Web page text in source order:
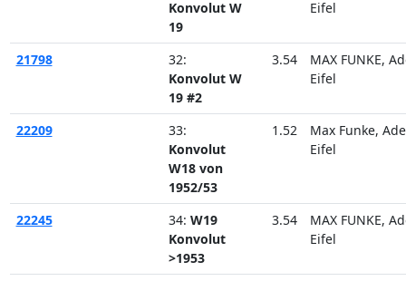
Konvolut W
19
Eifel
21798
32:
Konvolut W
19 #2
3.54
MAX FUNKE,
Eifel
22209
33:
Konvolut
W18 von
1952/53
1.52
Max Funke,
Eifel
22245 34: W19
Konvolut
>1953
3.54
MAX FUNKE,
Eifel